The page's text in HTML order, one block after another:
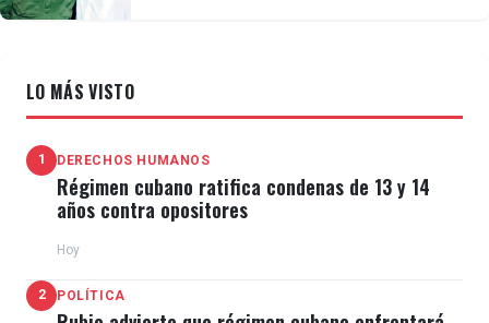
LO MÁS VISTO
1 DERECHOS HUMANOS
Régimen cubano ratifica condenas de 13 y 14
años contra opositores
Hoy
2 POLÍTICA